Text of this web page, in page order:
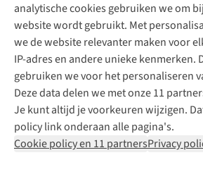
analytische cookies gebruiken we om
website wordt gebruikt. Met
we de website relevanter maken voor
IP-adres en andere unieke kenmerken.
gebruiken we voor het personaliseren
Deze data delen we met onze 11
Je kunt altijd je voorkeuren wijzigen.
policy link onderaan alle pagina's.
Cookie policy en 11 partnersPrivacy
Contactformulier